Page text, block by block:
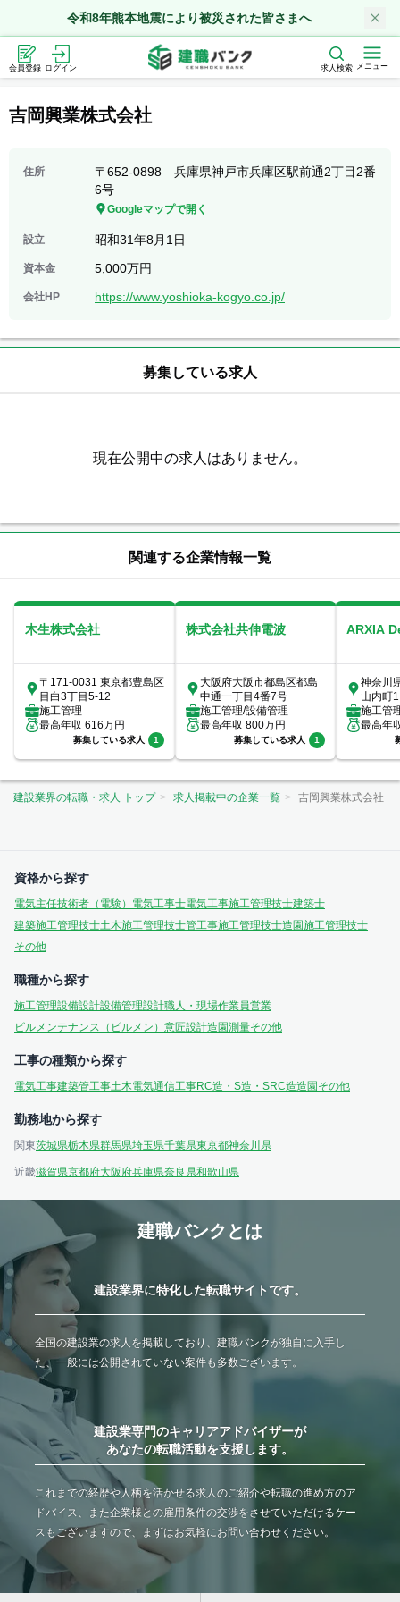
令和8年熊本地震により被災された皆さまへ
会員登録 ログイン 求人検索 メニュー
吉岡興業株式会社
住所
〒652-0898 兵庫県神戸市兵庫区駅前通2丁目2番
6号
Googleマップで開く
設立 昭和31年8月1日
資本金 5,000万円
会社HP https://www.yoshioka-kogyo.co.jp/
募集している求人
現在公開中の求人はありません。
関連する企業情報一覧
木生株式会社
〒171-0031 東京都豊島区
目白3丁目5-12
施工管理
最高年収 616万円
募集している求人 1
株式会社共伸電波
大阪府大阪市都島区都島
中通一丁目4番7号
施工管理/設備管理
最高年収 800万円
募集している求人 1
ARXIA
神奈川
山内町
室
施工管
最高年
建設業界の転職・求人 トップ 求人掲載中の企業一覧 吉岡興業株式会社
資格から探す
電気主任技術者（電験） 電気工事士電気工事施工管理技士建築士
建築施工管理技士土木施工管理技士管工事施工管理技士造園施工管理技士
その他
職種から探す
施工管理設備設計設備管理設計職人・現場作業員営業
ビルメンテナンス（ビルメン） 意匠設計造園測量その他
工事の種類から探す
電気工事建築管工事土木電気通信工事RC造・S造・SRC造造園 その他
勤務地から探す
関東茨城県栃木県群馬県埼玉県千葉県東京都神奈川県
近畿滋賀県京都府大阪府兵庫県奈良県和歌山県
建職バンクとは
建設業界に特化した転職サイトです。
全国の建設業の求人を掲載しており、建職バンクが独自に入手し
た、一般には公開されていない案件も多数ございます。
建設業専門のキャリアアドバイザーが
あなたの転職活動を支援します。
これまでの経歴や人柄を活かせる求人のご紹介や転職の進め方のア
ドバイス、また企業様との雇用条件の交渉をさせていただけるケー
スもございますので、まずはお気軽にお問い合わせください。